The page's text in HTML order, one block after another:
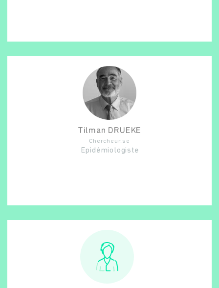
Tilman DRUEKE
Chercheur.se
Epidémiologiste